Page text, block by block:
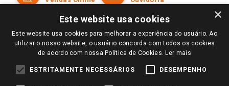
Amigo Giassi
Perguntas frequentes
Trabalhe Conosco
Redes Sociais
×
Este website usa cookies
Este website usa cookies para melhorar a experiência do usuário. Ao
utilizar o nosso website, o usuário concorda com todos os cookies
de acordo com nossa Política de Cookies. Ler mais
ESTRITAMENTE NECESSÁRIOS DESEMPENHO